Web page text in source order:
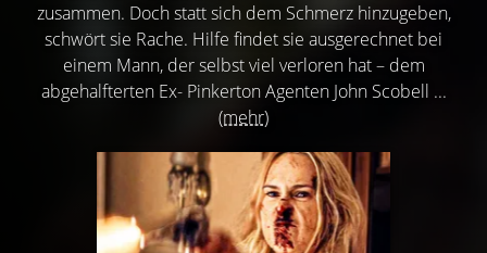
zusammen. Doch statt sich dem Schmerz hinzugeben,
schwört sie Rache. Hilfe findet sie ausgerechnet bei
einem Mann, der selbst viel verloren hat – dem
abgehalfterten Ex- Pinkerton Agenten John Scobell ...
(mehr)